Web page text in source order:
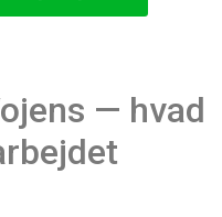
— hvad